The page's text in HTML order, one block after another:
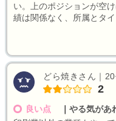
い。上のポジションが空
績は関係なく、所属とタイ
どら焼きさん｜
2
良い点
やる気があ